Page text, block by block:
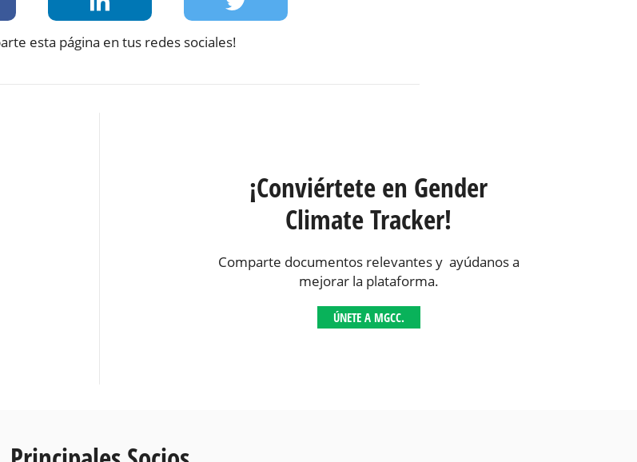
esta página en tus redes sociales!
¡Conviértete en Gender
Climate Tracker!
Comparte documentos relevantes y ayúdanos a
mejorar la plataforma.
ÚNETE A MGCC.